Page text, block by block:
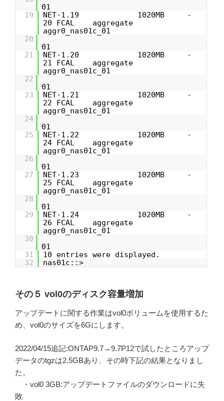
01
19
NET-1.19 1020MB -
20 FCAL aggregate
aggr0_nas01c_01
20
01
21
NET-1.20 1020MB -
21 FCAL aggregate
aggr0_nas01c_01
22
01
23
NET-1.21 1020MB -
22 FCAL aggregate
aggr0_nas01c_01
24
01
25
NET-1.22 1020MB -
24 FCAL aggregate
aggr0_nas01c_01
26
01
27
NET-1.23 1020MB -
25 FCAL aggregate
aggr0_nas01c_01
28
01
29
NET-1.24 1020MB -
26 FCAL aggregate
aggr0_nas01c_01
30
01
31
10 entries were displayed.
32
nas01c::>
その５ vol0のディスク容量増加
アップデートに関する作業はvol0ボリュームを使用するた
め、vol0のサイズを6Gにします。
2022/04/15追記:ONTAP9.7→9.7P12で試したところアップ
データのtgzは2.5GBあり、その時下記の結果となりまし
た。
・vol0 3GB:アップデートファイルのダウンロードに失
敗